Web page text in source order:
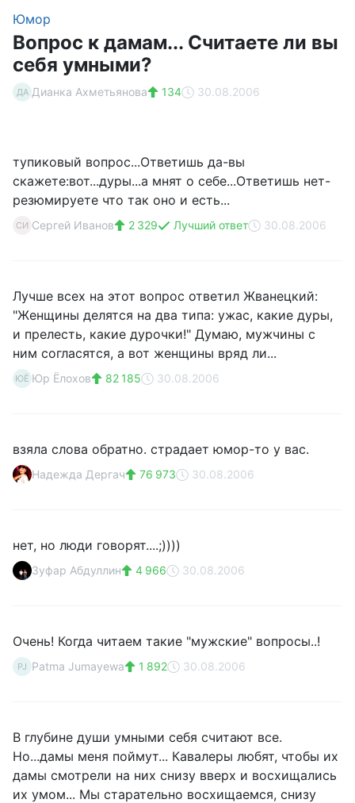
Юмор
Вопрос к дамам... Считаете ли вы
себя умными?
ДА Дианка Ахметьянова 134 30.08.2006
тупиковый вопрос...Ответишь да-вы
скажете:вот...дуры...а мнят о себе...Ответишь нет-
резюмируете что так оно и есть...
СИ Сергей Иванов 2 329 Лучший ответ 30.08.2006
Лучше всех на этот вопрос ответил Жванецкий:
"Женщины делятся на два типа: ужас, какие дуры,
и прелесть, какие дурочки!" Думаю, мужчины с
ним согласятся, а вот женщины вряд ли...
ЮЁ Юр Ёлохов 82 185 30.08.2006
взяла слова обратно. страдает юмор-то у вас.
Надежда Дергач 76 973 30.08.2006
нет, но люди говорят....;))))
Зуфар Абдуллин 4 966 30.08.2006
Очень! Когда читаем такие "мужские" вопросы..!
PJ Patma Jumayewa 1 892 30.08.2006
В глубине души умными себя считают все.
Но...дамы меня поймут... Кавалеры любят, чтобы их
дамы смотрели на них снизу вверх и восхищались
их умом... Мы старательно восхищаемся, снизу